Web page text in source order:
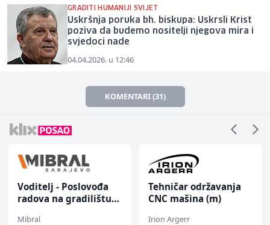
GRADITI HUMANIJI SVIJET
Uskršnja poruka bh. biskupa: Uskrsli Krist
poziva da budemo nositelji njegova mira i
svjedoci nade
04.04.2026. u 12:46
KOMENTARI (31)
Voditelj - Poslovođa
radova na gradilištu
Mibral
Tehničar održavanja
CNC mašina (m)
Irion Argerr